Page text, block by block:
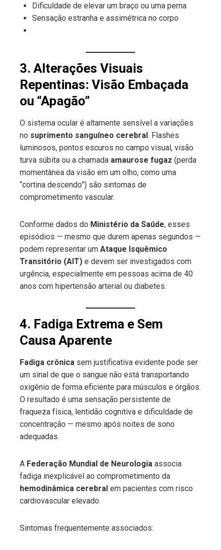
Dificuldade de elevar um braço ou uma perna
Sensação estranha e assimétrica no corpo
3. Alterações Visuais
Repentinas: Visão Embaçada
ou “Apagão”
O sistema ocular é altamente sensível a variações
no suprimento sanguíneo cerebral. Flashes
luminosos, pontos escuros no campo visual, visão
turva súbita ou a chamada amaurose fugaz (perda
momentânea da visão em um olho, como uma
“cortina descendo”) são sintomas de
comprometimento vascular.
Conforme dados do Ministério da Saúde, esses
episódios — mesmo que durem apenas segundos —
podem representar um Ataque Isquêmico
Transitório (AIT) e devem ser investigados com
urgência, especialmente em pessoas acima de 40
anos com hipertensão arterial ou diabetes.
4. Fadiga Extrema e Sem
Causa Aparente
Fadiga crônica sem justificativa evidente pode ser
um sinal de que o sangue não está transportando
oxigênio de forma eficiente para músculos e órgãos.
O resultado é uma sensação persistente de
fraqueza física, lentidão cognitiva e dificuldade de
concentração — mesmo após noites de sono
adequadas.
A Federação Mundial de Neurologia associa
fadiga inexplicável ao comprometimento da
hemodinâmica cerebral em pacientes com risco
cardiovascular elevado.
Sintomas frequentemente associados: